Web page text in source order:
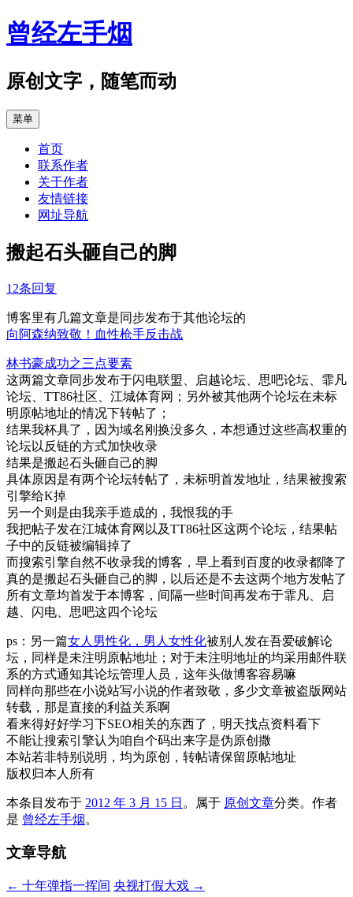
跳
至
文
曾经左手烟
原创文字，随笔而动
菜单
首页
联系作者
关于作者
友情链接
网址导航
搬起石头砸自己的脚
12条回复
博客里有几篇文章是同步发布于其他论坛的
向阿森纳致敬！血性枪手反击战
林书豪成功之三点要素
这两篇文章同步发布于闪电联盟、启越论坛、思吧论坛、霏凡
论坛、TT86社区、江城体育网；另外被其他两个论坛在未标
明原帖地址的情况下转帖了；
结果我杯具了，因为域名刚换没多久，本想通过这些高权重的
论坛以反链的方式加快收录
结果是搬起石头砸自己的脚
具体原因是有两个论坛转帖了，未标明首发地址，结果被搜索
引擎给K掉
另一个则是由我亲手造成的，我恨我的手
我把帖子发在江城体育网以及TT86社区这两个论坛，结果帖
子中的反链被编辑掉了
而搜索引擎自然不收录我的博客，早上看到百度的收录都降了
真的是搬起石头砸自己的脚，以后还是不去这两个地方发帖了
所有文章均首发于本博客，间隔一些时间再发布于霏凡、启
越、闪电、思吧这四个论坛
ps：另一篇女人男性化，男人女性化被别人发在吾爱破解论
坛，同样是未注明原帖地址；对于未注明地址的均采用邮件联
系的方式通知其论坛管理人员，这年头做博客容易嘛
同样向那些在小说站写小说的作者致敬，多少文章被盗版网站
转载，那是直接的利益关系啊
看来得好好学习下SEO相关的东西了，明天找点资料看下
不能让搜索引擎认为咱自个码出来字是伪原创撒
本站若非特别说明，均为原创，转帖请保留原帖地址
版权归本人所有
本条目发布于 2012 年 3 月 15 日 。属于 原创文章分类。 作者
是 曾经左手烟。
文章导航
← 十年弹指一挥间 央视打假大戏 →